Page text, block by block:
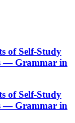
of Self-Study
— Grammar in
of Self-Study
— Grammar in